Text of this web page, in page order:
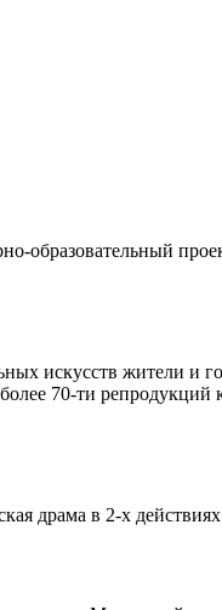
образовательный
искусств жители
70-ти
драма в 2-х